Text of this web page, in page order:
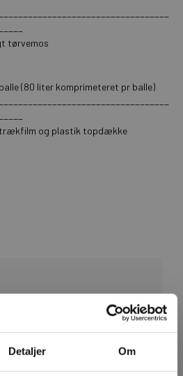
Detaljer Om
tørvemos
(80 liter komprimeteret pr balle)
og plastik topdække
til vidensbasen